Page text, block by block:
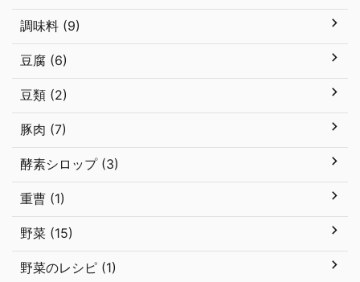
調味料 (9)
豆腐 (6)
豆類 (2)
豚肉 (7)
酵素シロップ (3)
重曹 (1)
野菜 (15)
野菜のレシピ (1)